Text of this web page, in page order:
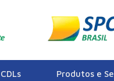
CDLs Produtos e
2025